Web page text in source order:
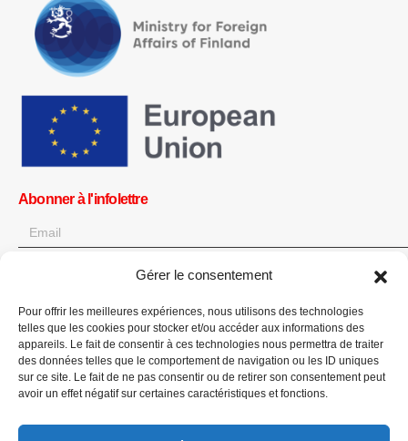
Gérer le consentement
Pour offrir les meilleures expériences, nous utilisons des technologies
telles que les cookies pour stocker et/ou accéder aux informations des
appareils. Le fait de consentir à ces technologies nous permettra de traiter
des données telles que le comportement de navigation ou les ID uniques
sur ce site. Le fait de ne pas consentir ou de retirer son consentement peut
avoir un effet négatif sur certaines caractéristiques et fonctions.
Abonner à l'infolettre
Obtenez toutes les dernières informations sur les actualités, les
événements et les mises à jour. Inscrivez-vous à l'infolettre.
Faites un don